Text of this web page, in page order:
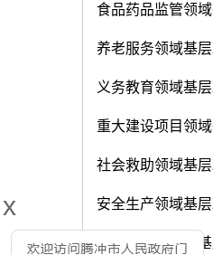
x
食品药品监管领
养老服务领域基
义务教育领域基
重大建设项目领
社会救助领域基
安全生产领域基
财政预决算领域